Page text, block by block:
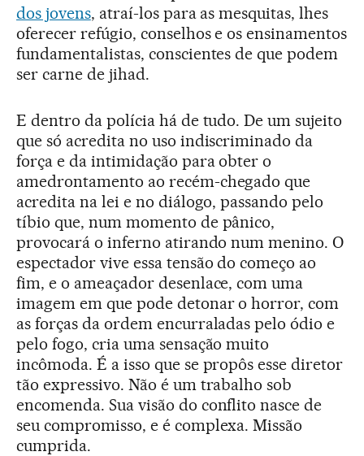
dos jovens, atraí-los para as mesquitas, lhes
oferecer refúgio, conselhos e os ensinamentos
fundamentalistas, conscientes de que podem
ser carne de jihad.
E dentro da polícia há de tudo. De um sujeito
que só acredita no uso indiscriminado da
força e da intimidação para obter o
amedrontamento ao recém-chegado que
acredita na lei e no diálogo, passando pelo
tíbio que, num momento de pânico,
provocará o inferno atirando num menino. O
espectador vive essa tensão do começo ao
fim, e o ameaçador desenlace, com uma
imagem em que pode detonar o horror, com
as forças da ordem encurraladas pelo ódio e
pelo fogo, cria uma sensação muito
incômoda. É a isso que se propôs esse diretor
tão expressivo. Não é um trabalho sob
encomenda. Sua visão do conflito nasce de
seu compromisso, e é complexa. Missão
cumprida.